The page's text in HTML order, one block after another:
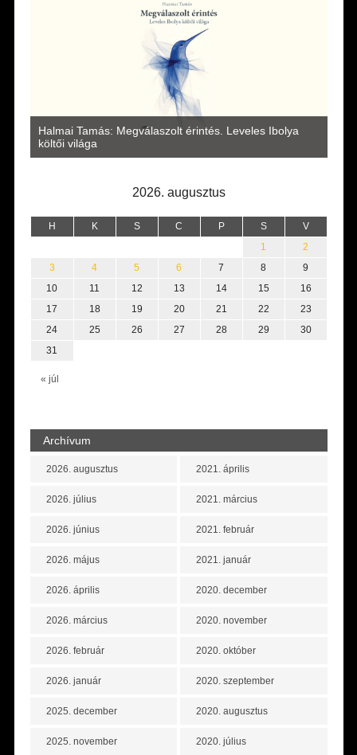
Halmai Tamás: Megválaszolt érintés. Leveles Ibolya
költői világa
2026. augusztus
H K S C P S V
« júl
1
2
3
4 5 6 7 8
9
10
11 12 13 14 15
16
17
18 19 20 21 22
23
24
25 26 27 28 29
30
31
Archívum
2026. augusztus
2026. július
2026. június
2026. május
2026. április
2026. március
2026. február
2026. január
2025. december
2025. november
2021. április
2021. március
2021. február
2021. január
2020. december
2020. november
2020. október
2020. szeptember
2020. augusztus
2020. július